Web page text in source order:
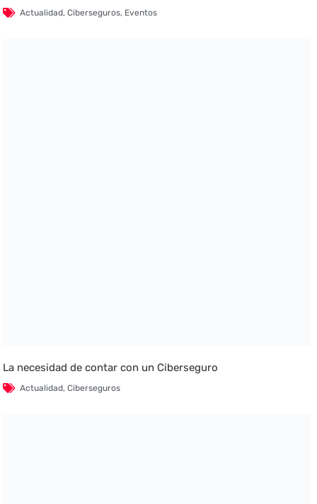
Actualidad,Ciberseguros, Eventos
La necesidad de contar con un Ciberseguro
Actualidad,Ciberseguros